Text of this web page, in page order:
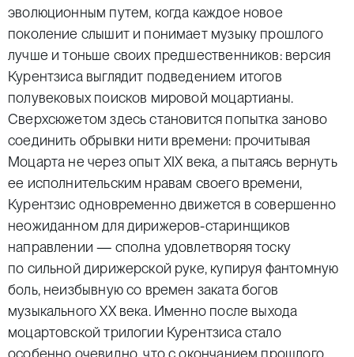
эволюционным путем, когда каждое новое
поколение слышит и понимает музыку прошлого
лучше и тоньше своих предшественников: версия
Курентзиса выглядит подведением итогов
полувековых поисков мировой моцартианы.
Сверхсюжетом здесь становится попытка заново
соединить обрывки нити времени: прочитывая
Моцарта не через опыт XIX века, а пытаясь вернуть
ее исполнительским нравам своего времени,
Курентзис одновременно движется в совершенно
неожиданном для дирижеров-старинщиков
направлении — сполна удовлетворяя тоску
по сильной дирижерской руке, купируя фантомную
боль, неизбывную со времен заката богов
музыкального ХХ века. Именно после выхода
моцартовской трилогии Курентзиса стало
особенно очевидно, что с окончанием прошлого